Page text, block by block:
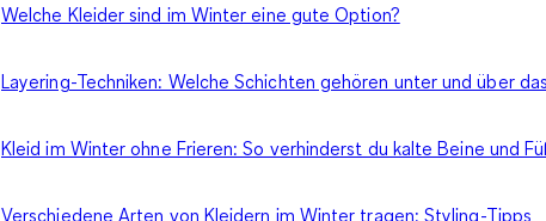
Welche Kleider sind im Winter eine gute Option?
Layering-Techniken: Welche Schichten gehören unter und über
Kleid im Winter ohne Frieren: So verhinderst du kalte Beine und
Verschiedene Arten von Kleidern im Winter tragen: Styling-Tipps